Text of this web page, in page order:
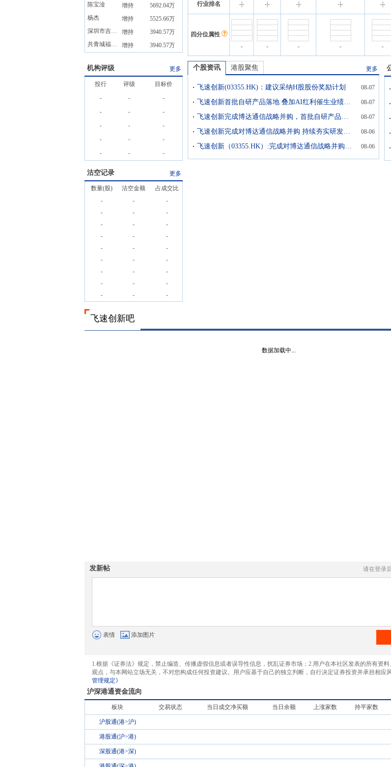
陈宝淦
增持
5692.04万
杨杰
增持
5525.66万
深圳市吉旺企业管理合伙企业(有限合伙)
增持
3940.57万
共青城福鹏宏祥叁号创业投资合伙企业(有限合伙)
增持 3940.57万
行业排名 -- -- -|- -- -|-
四分位属性
-
- - - -
机构评级 更多
投行 评级
目标价
-
-
-
-
-
-
-
-
-
-
-
-
-
- -
个股资讯 港股聚焦 更多
飞速创新(03355.HK)：建议采纳H股股份奖励计划 08-07
飞速创新首批自研产品落地 叠加AI红利催生业绩高增 08-07
飞速创新完成博达通信战略并购，首批自研产品落地叠加AI红利催生业绩高增 08-07
飞速创新完成对博达通信战略并购 持续夯实研发制造与全球交付能力 08-06
飞速创新（03355.HK）:完成对博达通信战略并购，持续夯实研发制造与全球交付能力 08-06
沽空记录 更多
数量(股) 沽空金额
占成交比
-
-
-
-
-
-
-
-
-
-
-
-
-
-
-
-
-
-
-
-
-
-
-
-
-
- -
飞速创新吧
发新帖 请在登录
表情 添加图片
1.根据《证券法》规定，禁止编造、传播虚假信息或者误导性信息，扰乱证券市场；2.用户在本社区发表的所有资
观点，与本网站立场无关，不对您构成任何投资建议。用户应基于自己的独立判断，自行决定证券投资并承担相应风
管理规定》
沪深港通资金流向
板块 交易状态 当日成交净买额 当日余额 上涨家数 持平家数
沪股通(港>沪)
港股通(沪>港)
深股通(港>深)